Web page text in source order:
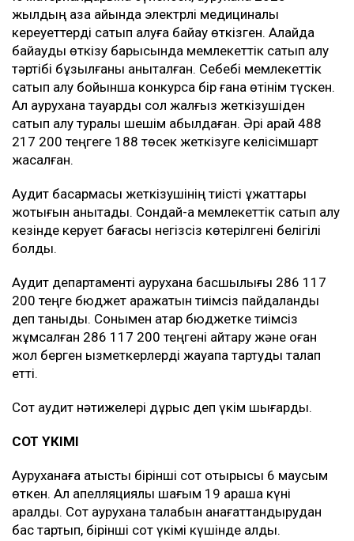
КЕРЕУЕТ БАҒАСЫ НЕГІЗСІЗ КӨТЕРІЛГЕН
Ақтөбе облысы бойынша аудит департаменті
облыстағы көпсалалы аурухананың мемлекеттік
тапсырыспен алынған төсектері талапқа сай емес
деген шағыммен сотқа жүгінген.
Іс материалдарына сүйенсек, аурухана 2023
кереуеттерді сатып алуға байқау өткізген. Алайда
байқауды өткізу барысында мемлекеттік сатып алу
тәртібі бұзылғаны анықталған. Себебі мемлекеттік
сатып алу бойынша конкурсқа бір ғана өтінім түскен.
сатып алу туралы шешім қабылдаған. Әрі қарай 488
217 200 теңгеге 188 төсек жеткізуге келісімшарт
жасалған.
Аудит басқармасы жеткізушінің тиісті құжаттары
жоқтығын анықтады. Сондай-ақ мемлекеттік сатып алу
болды.
Аудит департаменті аурухана басшылығы 286 117
деп таныды. Сонымен қатар бюджетке тиімсіз
жұмсалған 286 117 200 теңгені қайтару және оған
жол берген қызметкерлерді жауапқа тартуды талап
етті.